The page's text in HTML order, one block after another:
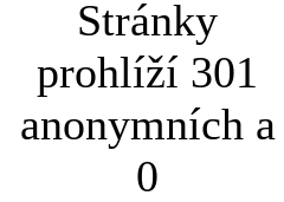
Stránky
prohlíží 301
anonymních a
0